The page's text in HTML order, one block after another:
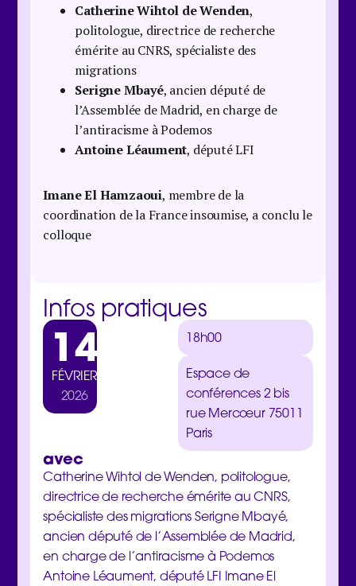
Catherine Wihtol de Wenden,
politologue, directrice de recherche
émérite au CNRS, spécialiste des
migrations
Serigne Mbayé, ancien député de
l’Assemblée de Madrid, en charge de
l’antiracisme à Podemos
Antoine Léaument, député LFI
Imane El Hamzaoui, membre de la
coordination de la France insoumise, a conclu le
colloque
Infos pratiques
14
FÉVRIER
2026
18h00
Espace de
conférences 2 bis
rue Mercœur 75011
Paris
avec
Catherine Wihtol de Wenden, politologue,
directrice de recherche émérite au CNRS,
spécialiste des migrationsSerigne Mbayé,
ancien député de l’Assemblée de Madrid,
en charge de l’antiracisme à Podemos
Antoine Léaument, député LFI Imane El